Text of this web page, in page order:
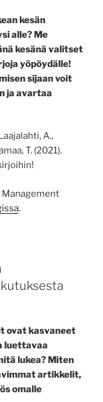
kesän
alle? Me
kesänä valitset
yöpöydälle!
sijaan voit
ja avartaa
A.,
T. (2021).
Management
.
ovat kasvaneet
luettavaa
lukea? Miten
artikkelit,
omalle